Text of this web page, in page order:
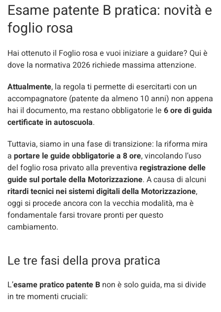
Esame patente B pratica: novità e
foglio rosa
Hai ottenuto il Foglio rosa e vuoi iniziare a guidare? Qui è
dove la normativa 2026 richiede massima attenzione.
Attualmente, la regola ti permette di esercitarti con un
accompagnatore (patente da almeno 10 anni) non appena
hai il documento, ma restano obbligatorie le 6 ore di guida
certificate in autoscuola.
Tuttavia, siamo in una fase di transizione: la riforma mira
a portare le guide obbligatorie a 8 ore, vincolando l’uso
del foglio rosa privato alla preventiva registrazione delle
guide sul portale della Motorizzazione. A causa di alcuni
ritardi tecnici nei sistemi digitali della Motorizzazione,
oggi si procede ancora con la vecchia modalità, ma è
fondamentale farsi trovare pronti per questo
cambiamento.
Le tre fasi della prova pratica
L’esame pratico patente B non è solo guida, ma si divide
in tre momenti cruciali: